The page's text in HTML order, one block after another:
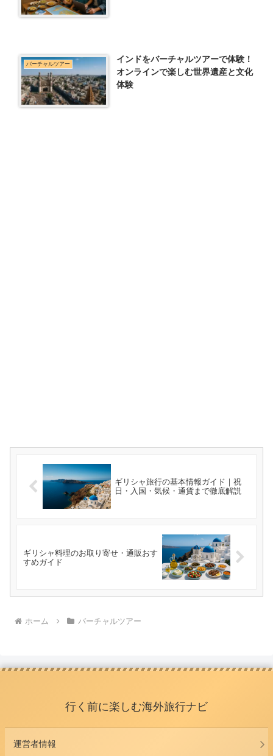
バーチャルツアー
インドをバーチャルツアーで体験！
オンラインで楽しむ世界遺産と文化
体験
ギリシャ旅行の基本情報ガイド｜祝
日・入国・気候・通貨まで徹底解説
ギリシャ料理のお取り寄せ・通販おす
すめガイド
ホーム バーチャルツアー
行く前に楽しむ海外旅行ナビ
運営者情報